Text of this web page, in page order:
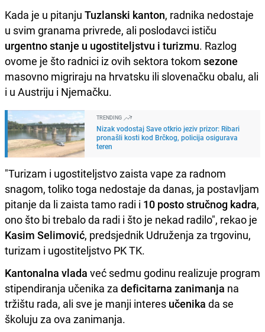
Kada je u pitanju Tuzlanski kanton, radnika nedostaje
u svim granama privrede, ali poslodavci ističu
urgentno stanje u ugostiteljstvu i turizmu. Razlog
ovome je što radnici iz ovih sektora tokom sezone
masovno migriraju na hrvatsku ili slovenačku obalu, ali
i u Austriju i Njemačku.
TRENDING
Nizak vodostaj Save otkrio jeziv prizor: Ribari
pronašli kosti kod Brčkog, policija osigurava
teren
"Turizam i ugostiteljstvo zaista vape za radnom
snagom, toliko toga nedostaje da danas, ja postavljam
pitanje da li zaista tamo radi i 10 posto stručnog kadra,
ono što bi trebalo da radi i što je nekad radilo", rekao je
Kasim Selimović, predsjednik Udruženja za trgovinu,
turizam i ugostiteljstvo PK TK.
Kantonalna vlada već sedmu godinu realizuje program
stipendiranja učenika za deficitarna zanimanja na
tržištu rada, ali sve je manji interes učenika da se
školuju za ova zanimanja.